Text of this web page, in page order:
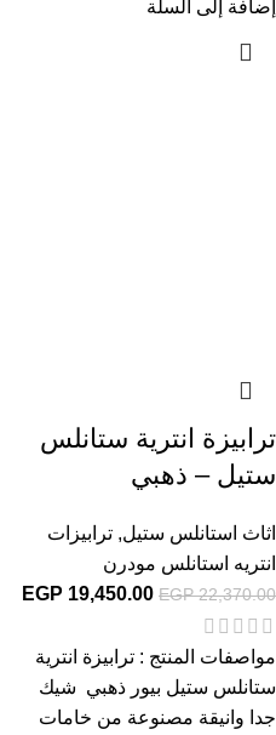
إضافة إلى السلة
ترابيزة انترية ستانلس
ستيل – ذهبي
اثاث استانلس ستيل, ترابيزات
انتريه استانلس مودرن
EGP22,370.00
EGP 19,450.00
مواصفات المنتج : ترابيزة انترية
ستانلس ستيل بيور ذهبي شيك
جدا وانيقة مصنوعة من خامات